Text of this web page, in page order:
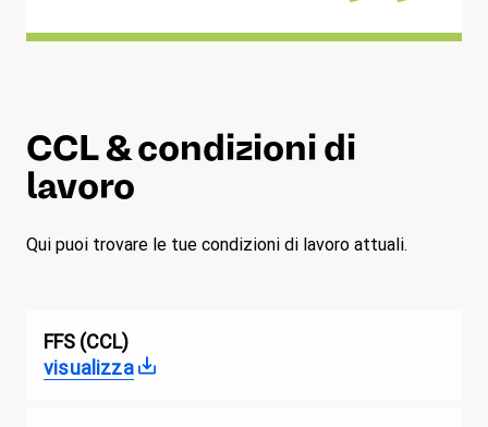
CCL & condizioni di
lavoro
Qui puoi trovare le tue condizioni di lavoro attuali.
FFS (CCL)
visualizza